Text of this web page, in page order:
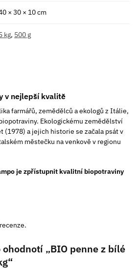
× 30 × 10 cm
kg, 500 g
v nejlepší kvalitě
farmářů, zemědělců a ekologů z Itálie,
Ekologickému zemědělství
(1978) a jejich historie se začala psát v
městečku na venkově v regionu
je zpřístupnit kvalitní biopotraviny
„BIO penne z bílé